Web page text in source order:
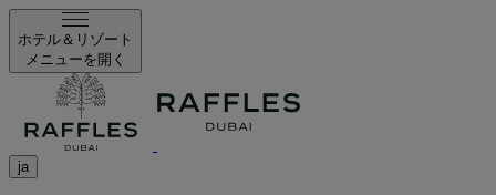
ホテル＆リゾート
メニューを開く
ja